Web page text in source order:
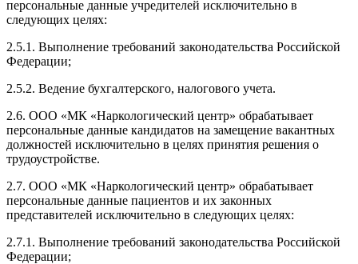
персональные данные учредителей исключительно в
следующих целях:
2.5.1. Выполнение требований законодательства Российской
Федерации;
2.5.2. Ведение бухгалтерского, налогового учета.
2.6. ООО «МК «Наркологический центр» обрабатывает
персональные данные кандидатов на замещение вакантных
должностей исключительно в целях принятия решения о
трудоустройстве.
2.7. ООО «МК «Наркологический центр» обрабатывает
персональные данные пациентов и их законных
представителей исключительно в следующих целях:
2.7.1. Выполнение требований законодательства Российской
Федерации;